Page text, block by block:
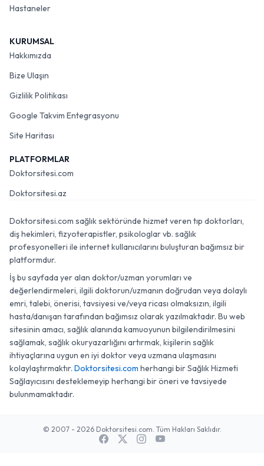
Hastaneler
KURUMSAL
Hakkımızda
Bize Ulaşın
Gizlilik Politikası
Google Takvim Entegrasyonu
Site Haritası
PLATFORMLAR
Doktorsitesi.com
Doktorsitesi.az
Doktorsitesi.com sağlık sektöründe hizmet veren tıp doktorları,
diş hekimleri, fizyoterapistler, psikologlar vb. sağlık
profesyonelleri ile internet kullanıcılarını buluşturan bağımsız bir
platformdur.
İş bu sayfada yer alan doktor/uzman yorumları ve
değerlendirmeleri, ilgili doktorun/uzmanın doğrudan veya dolaylı
emri, talebi, önerisi, tavsiyesi ve/veya ricası olmaksızın, ilgili
hasta/danışan tarafından bağımsız olarak yazılmaktadır. Bu web
sitesinin amacı, sağlık alanında kamuoyunun bilgilendirilmesini
sağlamak, sağlık okuryazarlığını artırmak, kişilerin sağlık
ihtiyaçlarına uygun en iyi doktor veya uzmana ulaşmasını
kolaylaştırmaktır. Doktorsitesi.com herhangi bir Sağlık Hizmeti
Sağlayıcısını desteklemeyip herhangi bir öneri ve tavsiyede
bulunmamaktadır.
© 2007 - 2026 Doktorsitesi.com. Tüm Hakları Saklıdır.